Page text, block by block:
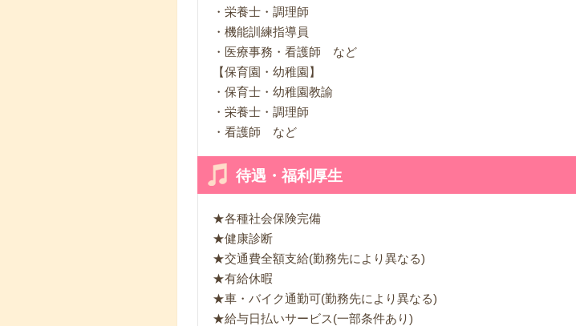
・栄養士・調理師
・機能訓練指導員
・医療事務・看護師 など
【保育園・幼稚園】
・保育士・幼稚園教諭
・栄養士・調理師
・看護師 など
待遇・福利厚生
★各種社会保険完備
★健康診断
★交通費全額支給(勤務先により異なる)
★有給休暇
★車・バイク通勤可(勤務先により異なる)
★給与日払いサービス(一部条件あり)